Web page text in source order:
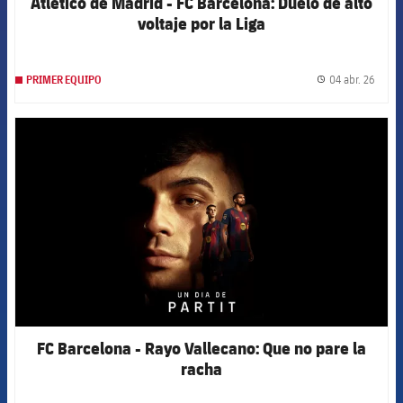
voltaje por la Liga
PRIMER EQUIPO 04 abr. 26
FC Barcelona - Rayo Vallecano: Que no pare la
racha